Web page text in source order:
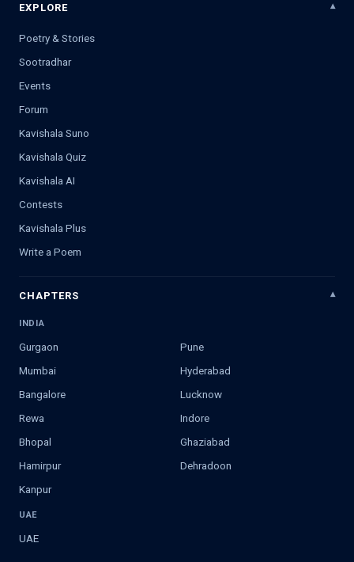
EXPLORE
Poetry & Stories
Sootradhar
Events
Forum
Kavishala Suno
Kavishala Quiz
Kavishala AI
Contests
Kavishala Plus
Write a Poem
CHAPTERS
INDIA
Gurgaon
Pune
Mumbai
Hyderabad
Bangalore
Lucknow
Rewa
Indore
Bhopal
Ghaziabad
Hamirpur
Dehradoon
Kanpur
UAE
UAE